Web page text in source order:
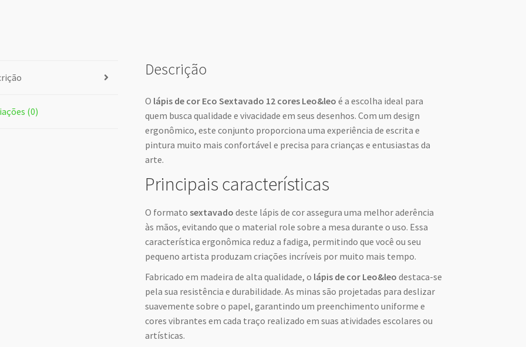
(0)
Descrição
O lápis de cor Eco Sextavado 12 cores Leo&leo é a escolha ideal para
quem busca qualidade e vivacidade em seus desenhos. Com um design
ergonômico, este conjunto proporciona uma experiência de escrita e
pintura muito mais confortável e precisa para crianças e entusiastas da
arte.
Principais características
O formatosextavado deste lápis de cor assegura uma melhor aderência
às mãos, evitando que o material role sobre a mesa durante o uso. Essa
característica ergonômica reduz a fadiga, permitindo que você ou seu
pequeno artista produzam criações incríveis por muito mais tempo.
Fabricado em madeira de alta qualidade, o lápis de cor Leo&leo destaca-se
pela sua resistência e durabilidade. As minas são projetadas para deslizar
suavemente sobre o papel, garantindo um preenchimento uniforme e
cores vibrantes em cada traço realizado em suas atividades escolares ou
artísticas.